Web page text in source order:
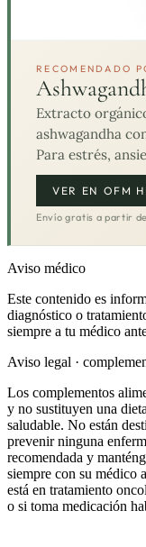
RECOMENDADO
Extracto
ashwagandha
Para estrés,
VER EN OFM
Envío gratis a partir
Aviso médico
Este contenido es
diagnóstico o
siempre a tu médico
Aviso legal ·
Los complementos
y no sustituyen una
saludable. No están
prevenir ninguna
recomendada y
siempre con su médico
está en tratamiento
o si toma medicación